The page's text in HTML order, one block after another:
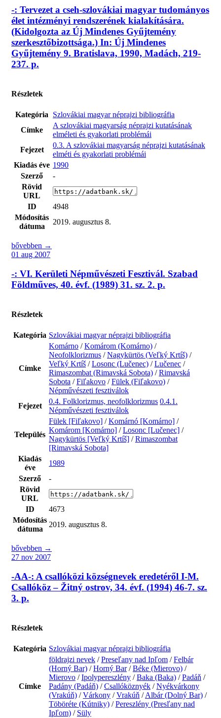
-: Tervezet a cseh-szlovákiai magyar tudományos
élet intézményi rendszerének kialakítására.
(Kidolgozta az Új Mindenes Gyűjtemény
szerkesztőbizottsága.) In: Új Mindenes
Gyűjtemény 9. Bratislava, 1990, Madách, 219-
237. p.
Részletek
Kategória
Szlovákiai magyar néprajzi bibliográfia
Címke
A szlovákiai magyarság néprajzi kutatásának
elméleti és gyakorlati problémái
Fejezet
0.3. A szlovákiai magyarság néprajzi kutatásának
elméti és gyakorlati problémái
Kiadás éve 1990
Szerző
-
Rövid
URL
ID
4948
Módosítás
dátuma
2019. augusztus 8.
bővebben →
01 aug 2007
-: VI. Kerületi Népművészeti Fesztivál. Szabad
Földműves, 40. évf. (1989) 31. sz. 2. p.
Részletek
Kategória Szlovákiai magyar néprajzi bibliográfia
Címke
Komárno /Komárom (Komárno) /
Neofolklorizmus /Nagykürtös (Veľký Krtíš) /
Veľký Krtíš /Losonc (Lučenec) /Lučenec /
Rimaszombat (Rimavská Sobota) /Rimavská
Sobota /Fiľakovo /Fülek (Fiľakovo) /
Népművészeti fesztiválok
Fejezet
0.4. Folklorizmus, neofolklorizmus 0.4.1.
Népművészeti fesztiválok
Település
Fülek [Fiľakovo] /Komárnó [Komárno] /
Komárom [Komárno] /Losonc [Lučenec] /
Nagykürtös [Veľký Krtíš] /Rimaszombat
[Rimavská Sobota]
Kiadás
éve
1989
Szerző
-
Rövid
URL
ID
4673
Módosítás
dátuma
2019. augusztus 8.
bővebben →
27 nov 2007
-AA-: A csallóközi községnevek eredetéről I-M.
Csallóköz – Žitný ostrov, 34. évf. (1994) 46-7. sz.
3. p.
Részletek
Kategória Szlovákiai magyar néprajzi bibliográfia
Címke
földrajzi nevek /Preseľany nad Ipľom /Felbár
(Horný Bar) /Horný Bar/Béke (Mierovo) /
Mierovo /Ipolypereszlény /Baka (Baka) /Padáň /
Padány (Padáň) /Csallóköznyék /Nyékvárkony
(Vrakúň) /Várkony /Vrakúň /Albár (Dolný Bar) /
Töböréte (Kútniky) /Pereszlény (Presľany nad
Ipľom) / Süly